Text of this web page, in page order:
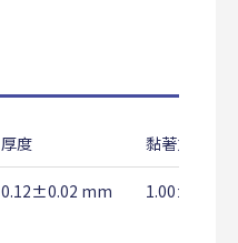
厚度 黏著力
0.12±0.02 mm